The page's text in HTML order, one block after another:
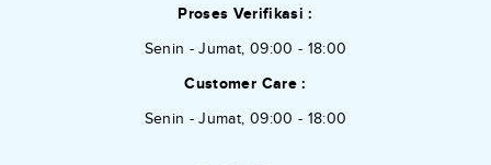
Proses Verifikasi :
Senin - Jumat, 09:00 - 18:00
Customer Care :
Senin - Jumat, 09:00 - 18:00